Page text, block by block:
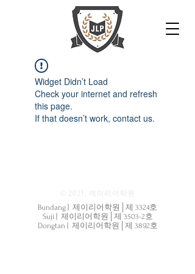
Widget Didn’t Load
Check your internet and refresh
this page.
If that doesn’t work, contact us.
© 2021, 제이리어학원
Bundang | 제이리어학원│제 3324호
Suji | 제이리어학원│제 3503-2호
Dongtan | 제이리어학원│제 3892호